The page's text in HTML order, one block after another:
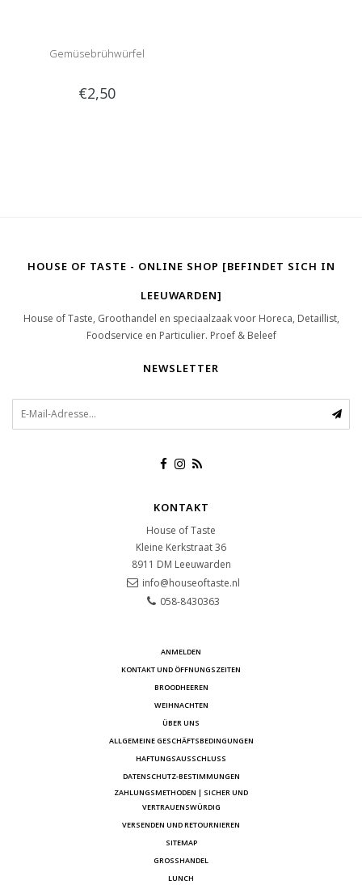
Gemüsebrühwürfel
€2,50
HOUSE OF TASTE - ONLINE SHOP [BEFINDET SICH IN
LEEUWARDEN]
House of Taste, Groothandel en speciaalzaak voor Horeca, Detaillist,
Foodservice en Particulier. Proef & Beleef
NEWSLETTER
KONTAKT
House of Taste
Kleine Kerkstraat 36
8911 DM Leeuwarden
info@houseoftaste.nl
058-8430363
ANMELDEN
KONTAKT UND ÖFFNUNGSZEITEN
BROODHEEREN
WEIHNACHTEN
ÜBER UNS
ALLGEMEINE GESCHÄFTSBEDINGUNGEN
HAFTUNGSAUSSCHLUSS
DATENSCHUTZ-BESTIMMUNGEN
ZAHLUNGSMETHODEN | SICHER UND
VERTRAUENSWÜRDIG
VERSENDEN UND RETOURNIEREN
SITEMAP
GROSSHANDEL
LUNCH